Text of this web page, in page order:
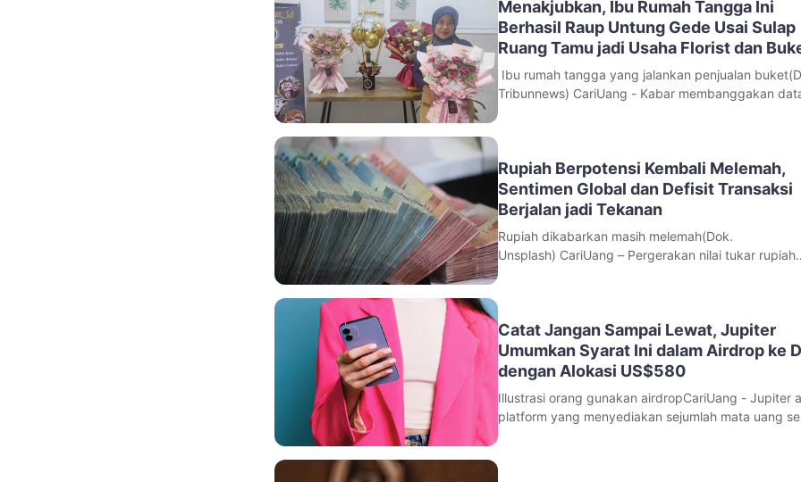
Menakjubkan, Ibu Rumah Tangga Ini
Berhasil Raup Untung Gede Usai Sulap
Ruang Tamu jadi Usaha Florist dan
Bunga
Ibu rumah tangga yang jalankan penjualan
Tribunnews) CariUang - Kabar membanggakan
Erlika ini mampu mengubah hobinya
Rupiah Berpotensi Kembali Melemah,
Sentimen Global dan Defisit Transaksi
Berjalan jadi Tekanan
Rupiah dikabarkan masih melemah(Dok.
Unsplash) CariUang – Pergerakan nilai tukar rupiah
melemah di tengah kombinasi sentimen domestik
Catat Jangan Sampai Lewat, Jupiter
Umumkan Syarat Ini dalam Airdrop ke
dengan Alokasi US$580
Illustrasi orang gunakan airdropCariUang - Jupiter
platform yang menyediakan sejumlah mata uang